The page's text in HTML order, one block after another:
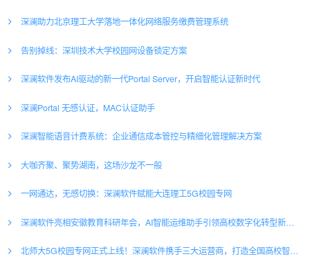
深澜助力北京理工大学落地一体化网络服务缴费管理系统
告别掉线：深圳技术大学校园网设备锁定方案
深澜软件发布AI驱动的新一代Portal Server，开启智能认证新时代
深澜Portal 无感认证，MAC认证助手
深澜智能语音计费系统：企业通信成本管控与精细化管理解决方案
大咖齐聚、聚势湖南，这场沙龙不一般
一网通达，无感切换：深澜软件赋能大连理工5G校园专网
深澜软件亮相安徽教育科研年会，AI智能运维助手引领高校数字化转型新浪潮
北师大5G校园专网正式上线！深澜软件携手三大运营商，打造全国高校智慧网络新标杆